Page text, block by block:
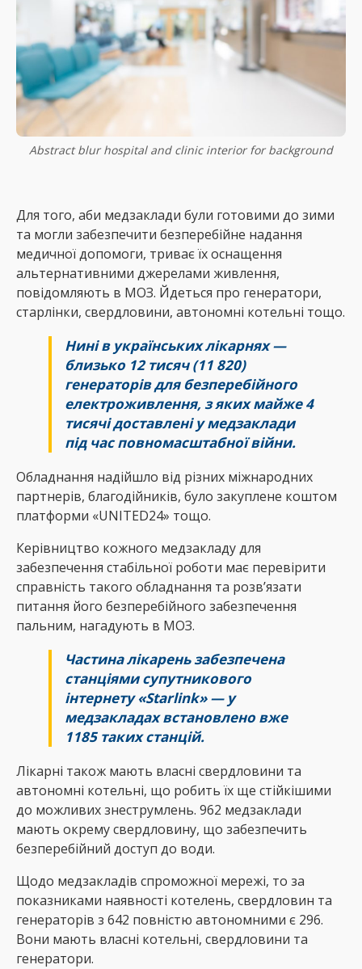
Abstract blur hospital and clinic interior for background
Для того, аби медзаклади були готовими до зими
та могли забезпечити безперебійне надання
медичної допомоги, триває їх оснащення
альтернативними джерелами живлення,
повідомляють в МОЗ. Йдеться про генератори,
старлінки, свердловини, автономні котельні тощо.
Нині в українських лікарнях —
близько 12 тисяч (11 820)
генераторів для безперебійного
електроживлення, з яких майже 4
тисячі доставлені у медзаклади
під час повномасштабної війни.
Обладнання надійшло від різних міжнародних
партнерів, благодійників, було закуплене коштом
платформи «UNITED24» тощо.
Керівництво кожного медзакладу для
забезпечення стабільної роботи має перевірити
справність такого обладнання та розв’язати
питання його безперебійного забезпечення
пальним, нагадують в МОЗ.
Частина лікарень забезпечена
станціями супутникового
інтернету «Starlink» — у
медзакладах встановлено вже
1185 таких станцій.
Лікарні також мають власні свердловини та
автономні котельні, що робить їх ще стійкішими
до можливих знеструмлень. 962 медзаклади
мають окрему свердловину, що забезпечить
безперебійний доступ до води.
Щодо медзакладів спроможної мережі, то за
показниками наявності котелень, свердловин та
генераторів з 642 повністю автономними є 296.
Вони мають власні котельні, свердловини та
генератори.